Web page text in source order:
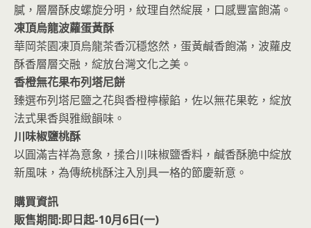
膩，層層酥皮螺旋分明，紋理自然綻展，口感豐富飽滿。
凍頂烏龍波蘿蛋黃酥
華岡茶園凍頂烏龍茶香沉穩悠然，蛋黃鹹香飽滿，波蘿皮
酥香層層交融，綻放台灣文化之美。
香橙無花果布列塔尼餅
臻選布列塔尼鹽之花與香橙檸檬餡，佐以無花果乾，綻放
法式果香與雅緻韻味。
川味椒鹽桃酥
以圓滿吉祥為意象，揉合川味椒鹽香料，鹹香酥脆中綻放
新風味，為傳統桃酥注入別具一格的節慶新意。
購買資訊
販售期間:即日起-10月6日(一)